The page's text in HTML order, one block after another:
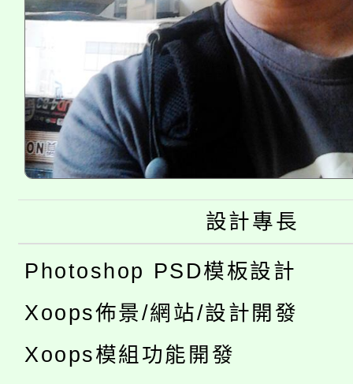
設計專長
Photoshop PSD模板設計
Xoops佈景/網站/設計開發
Xoops模組功能開發